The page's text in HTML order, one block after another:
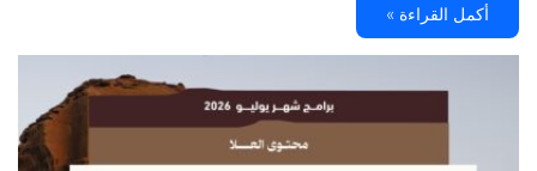
أكمل القراءة »